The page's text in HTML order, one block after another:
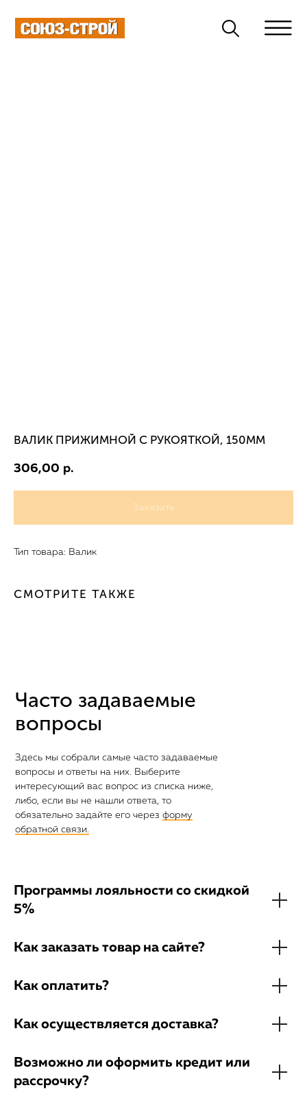
ВАЛИК ПРИЖИМНОЙ С РУКОЯТКОЙ, 150ММ
306,00 р.
Заказать
Тип товара: Валик
СМОТРИТЕ ТАКЖЕ
Часто задаваемые
вопросы
Здесь мы собрали самые часто задаваемые
вопросы и ответы на них. Выберите
интересующий вас вопрос из списка ниже,
либо, если вы не нашли ответа, то
обязательно задайте его черезформу
обратной связи.
Программы лояльности со скидкой
5%
Как заказать товар на сайте?
Как оплатить?
Как осуществляется доставка?
Возможно ли оформить кредит или
рассрочку?